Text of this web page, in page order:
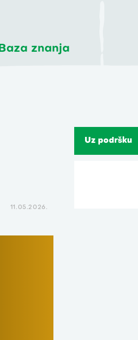
Baza znanja
11.05.2026.
Uz podršku